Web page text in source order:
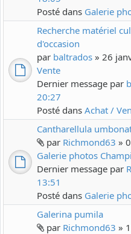
Posté dans Galerie
Recherche matériel
d'occasion
par baltrados » 26
Vente
Dernier message par
20:27
Posté dans Achat /
Cantharellula
par Richmond63 »
Galerie photos
Dernier message par
13:51
Posté dans Galerie
Galerina pumila
par Richmond63 »